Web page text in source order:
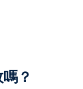
？